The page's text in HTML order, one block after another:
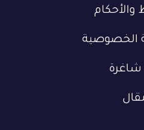
والأحكام
الخصوصية